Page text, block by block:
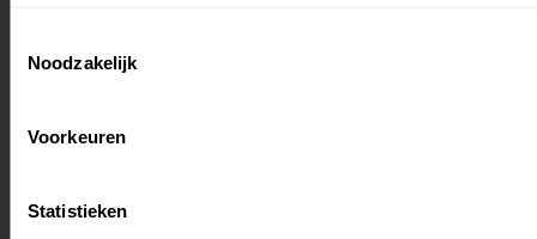
Noodzakelijk
Voorkeuren
Statistieken